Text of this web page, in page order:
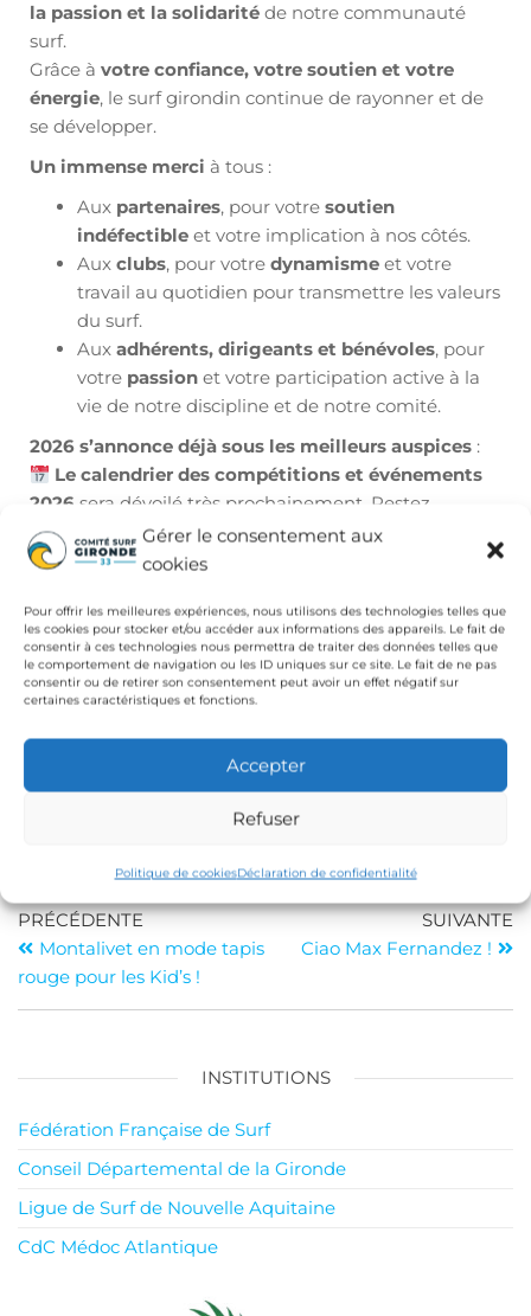
Gérer le consentement aux
cookies
Pour offrir les meilleures expériences, nous utilisons des technologies telles que
les cookies pour stocker et/ou accéder aux informations des appareils. Le fait de
consentir à ces technologies nous permettra de traiter des données telles que
le comportement de navigation ou les ID uniques sur ce site. Le fait de ne pas
consentir ou de retirer son consentement peut avoir un effet négatif sur
certaines caractéristiques et fonctions.
Accepter
Refuser
Politique de cookiesDéclaration de confidentialité
la passion et la solidarité de notre communauté
surf.
Grâce à votre confiance, votre soutien et votre
énergie, le surf girondin continue de rayonner et de
se développer.
Un immense merci à tous :
Aux partenaires, pour votre soutien
indéfectible et votre implication à nos côtés.
Aux clubs, pour votre dynamisme et votre
travail au quotidien pour transmettre les valeurs
du surf.
Aux adhérents, dirigeants et bénévoles, pour
votre passion et votre participation active à la
vie de notre discipline et de notre comité.
2026 s’annonce déjà sous les meilleurs auspices :
Le calendrier des compétitions et événements
2026 sera dévoilé très prochainement. Restez
connectés !
Unévénement exceptionnel
Nous avons hâte de vous le révéler très vite !
Ensemble, continuons àfaire briller le surf girondin
et à partager cette passion qui nous unit !
Président du Comité Surf Gironde
PRÉCÉDENTE
Montalivet en mode tapis
rouge pour les Kid’s !
SUIVANTE
Ciao Max Fernandez !
INSTITUTIONS
Fédération Française de Surf
Conseil Départemental de la Gironde
Ligue de Surf de Nouvelle Aquitaine
CdC Médoc Atlantique